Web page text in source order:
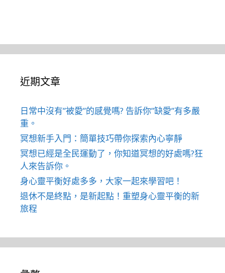
近期文章
日常中沒有”被愛”的感覺嗎? 告訴你”缺愛”有多嚴
重。
冥想新手入門：簡單技巧帶你探索內心寧靜
冥想已經是全民運動了，你知道冥想的好處嗎?狂
人來告訴你。
身心靈平衡好處多多，大家一起來學習吧！
退休不是終點，是新起點！重塑身心靈平衡的新
旅程